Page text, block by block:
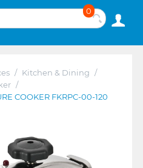
0
/ Kitchen & Dining /
/
COOKER FKRPC-00-120